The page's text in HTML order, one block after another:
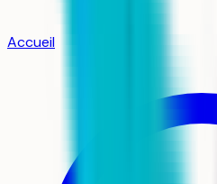
Accueil